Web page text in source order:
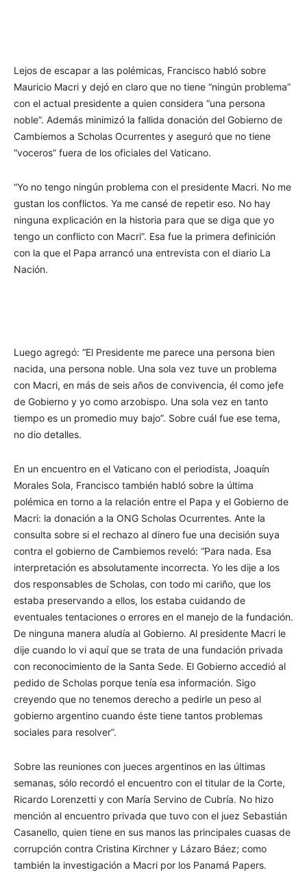
Lejos de escapar a las polémicas, Francisco habló sobre
Mauricio Macri y dejó en claro que no tiene “ningún problema”
con el actual presidente a quien considera “una persona
noble”. Además minimizó la fallida donación del Gobierno de
Cambiemos a Scholas Ocurrentes y aseguró que no tiene
“voceros” fuera de los oficiales del Vaticano.
“Yo no tengo ningún problema con el presidente Macri. No me
gustan los conflictos. Ya me cansé de repetir eso. No hay
ninguna explicación en la historia para que se diga que yo
tengo un conflicto con Macri”. Esa fue la primera definición
con la que el Papa arrancó una entrevista con el diario La
Nación.
Luego agregó: “El Presidente me parece una persona bien
nacida, una persona noble. Una sola vez tuve un problema
con Macri, en más de seis años de convivencia, él como jefe
de Gobierno y yo como arzobispo. Una sola vez en tanto
tiempo es un promedio muy bajo”. Sobre cuál fue ese tema,
no dio detalles.
En un encuentro en el Vaticano con el periodista, Joaquín
Morales Sola, Francisco también habló sobre la última
polémica en torno a la relación entre el Papa y el Gobierno de
Macri: la donación a la ONG Scholas Ocurrentes. Ante la
consulta sobre si el rechazo al dinero fue una decisión suya
contra el gobierno de Cambiemos reveló: “Para nada. Esa
interpretación es absolutamente incorrecta. Yo les dije a los
dos responsables de Scholas, con todo mi cariño, que los
estaba preservando a ellos, los estaba cuidando de
eventuales tentaciones o errores en el manejo de la fundación.
De ninguna manera aludía al Gobierno. Al presidente Macri le
dije cuando lo vi aquí que se trata de una fundación privada
con reconocimiento de la Santa Sede. El Gobierno accedió al
pedido de Scholas porque tenía esa información. Sigo
creyendo que no tenemos derecho a pedirle un peso al
gobierno argentino cuando éste tiene tantos problemas
sociales para resolver”.
Sobre las reuniones con jueces argentinos en las últimas
semanas, sólo recordó el encuentro con el titular de la Corte,
Ricardo Lorenzetti y con María Servino de Cubría. No hizo
mención al encuentro privada que tuvo con el juez Sebastián
Casanello, quien tiene en sus manos las principales cuasas de
corrupción contra Cristina Kirchner y Lázaro Báez; como
también la investigación a Macri por los Panamá Papers.